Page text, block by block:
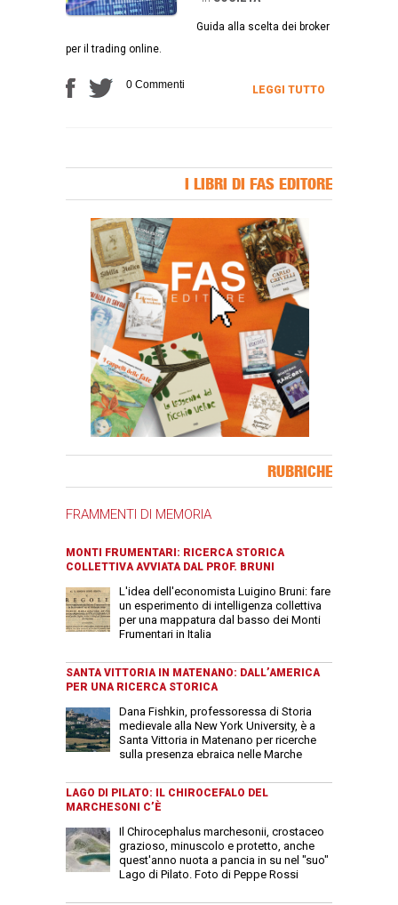
Guida alla scelta dei broker
per il trading online.
0 Commenti LEGGI TUTTO
I LIBRI DI FAS EDITORE
RUBRICHE
FRAMMENTI DI MEMORIA
MONTI FRUMENTARI: RICERCA STORICA
COLLETTIVA AVVIATA DAL PROF. BRUNI
L'idea dell'economista Luigino Bruni: fare
un esperimento di intelligenza collettiva
per una mappatura dal basso dei Monti
Frumentari in Italia
SANTA VITTORIA IN MATENANO: DALL’AMERICA
PER UNA RICERCA STORICA
Dana Fishkin, professoressa di Storia
medievale alla New York University, è a
Santa Vittoria in Matenano per ricerche
sulla presenza ebraica nelle Marche
LAGO DI PILATO: IL CHIROCEFALO DEL
MARCHESONI C’È
Il Chirocephalus marchesonii, crostaceo
grazioso, minuscolo e protetto, anche
quest'anno nuota a pancia in su nel "suo"
Lago di Pilato. Foto di Peppe Rossi